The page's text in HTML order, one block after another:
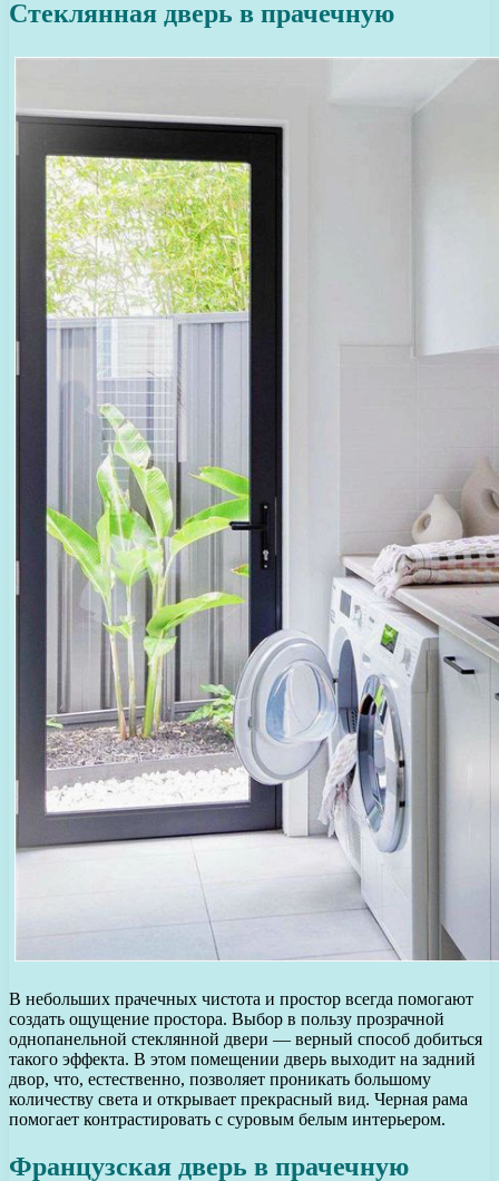
Стеклянная дверь в прачечную
В небольших прачечных чистота и простор всегда помогают
создать ощущение простора. Выбор в пользу прозрачной
однопанельной стеклянной двери — верный способ добиться
такого эффекта. В этом помещении дверь выходит на задний
двор, что, естественно, позволяет проникать большому
количеству света и открывает прекрасный вид. Черная рама
помогает контрастировать с суровым белым интерьером.
Французская дверь в прачечную